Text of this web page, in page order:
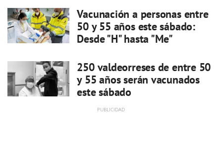
Vacunación a personas entre
50 y 55 años este sábado:
Desde "H" hasta "Me"
250 valdeorreses de entre 50
y 55 años serán vacunados
este sábado